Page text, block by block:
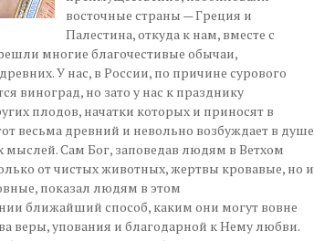
восточные страны — Греция и
Палестина, откуда к нам, вместе с
многие благочестивые обычаи,
У нас, в России, по причине сурового
виноград, но зато у нас к празднику
плодов, начатки которых и приносят в
весьма древний и невольно возбуждает в душе
Сам Бог, заповедав людям в Ветхом
от чистых животных, жертвы кровавые, но и
показал людям в этом
ближайший способ, каким они могут вовне
веры, упования и благодарной к Нему любви.